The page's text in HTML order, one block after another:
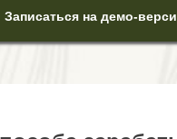
Записаться на демо-